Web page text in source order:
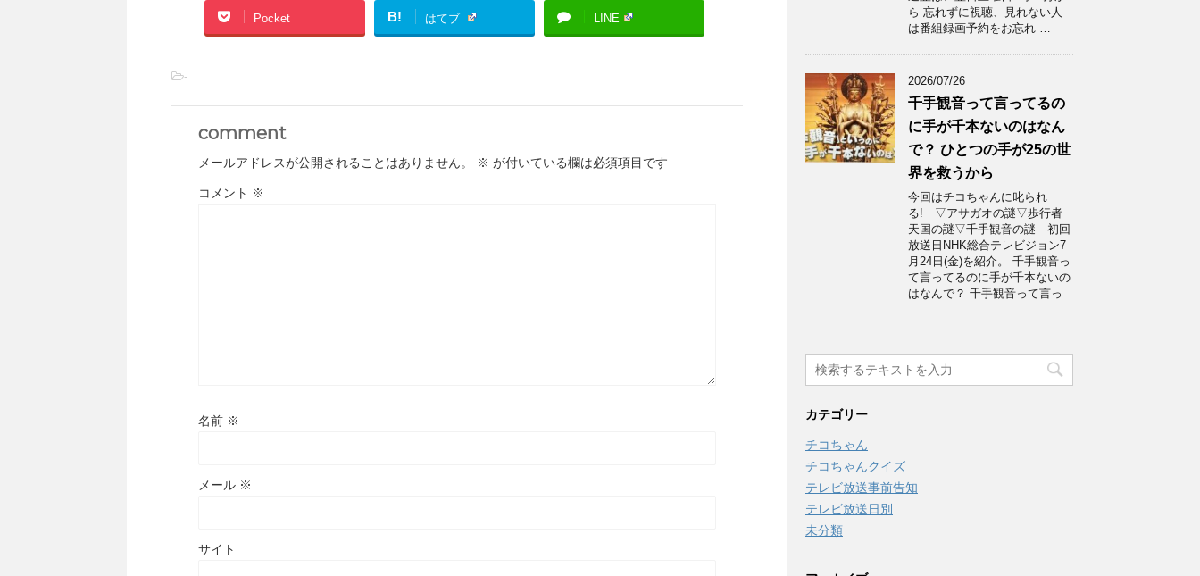
Pocket B! はてブ LINE
-
comment
メールアドレスが公開されることはありません。 ※ が付いている欄は必須項目です
コメント ※
名前 ※
メール ※
サイト
ら 忘れずに視聴、見れない人
は番組録画予約をお忘れ …
2026/07/26
千手観音って言ってるの
に手が千本ないのはなん
で？ ひとつの手が25の世
界を救うから
今回はチコちゃんに叱られ
る! ▽アサガオの謎▽歩行者
天国の謎▽千手観音の謎 初回
放送日NHK総合テレビジョン7
月24日(金)を紹介。 千手観音っ
て言ってるのに手が千本ないの
はなんで？ 千手観音って言っ
…
カテゴリー
チコちゃん
チコちゃんクイズ
テレビ放送事前告知
テレビ放送日別
未分類